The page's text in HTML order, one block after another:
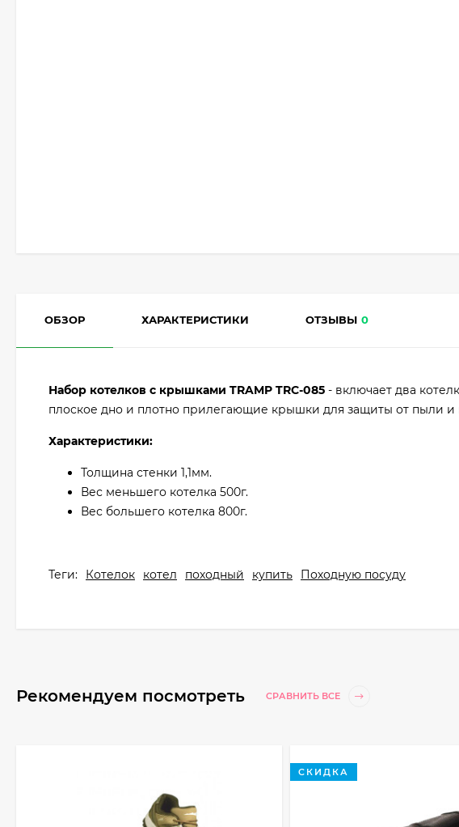
ОБЗОР ХАРАКТЕРИСТИКИ ОТЗЫВЫ 0
Набор котелков с крышками TRAMP TRC-085 - включает два
плоское дно и плотно прилегающие крышки для защиты от пыли и
Характеристики:
Толщина стенки 1,1мм.
Вес меньшего котелка 500г.
Вес большего котелка 800г.
Теги: Котелок котел походный купить Походную посуду
Рекомендуем посмотреть СРАВНИТЬ ВСЕ
СКИДКА